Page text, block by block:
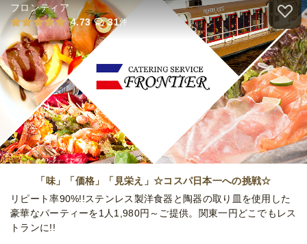
≪デリバリー≫南欧風スマートフィンガープ
円/人
≪デリバリー≫南欧風ビュッフェプラン
/人
≪デリバリー≫南欧風フォーマルフィンガー
オードブル
3,780円/人
フロンティア
4.73
31件
「味」「価格」「見栄え」☆コスパ日本一への挑戦☆
リピート率90%!!ステンレス製洋食器と陶器の取り皿を使用した
豪華なパーティーを1人1,980円～ご提供。関東一円どこでもレス
トランに!!